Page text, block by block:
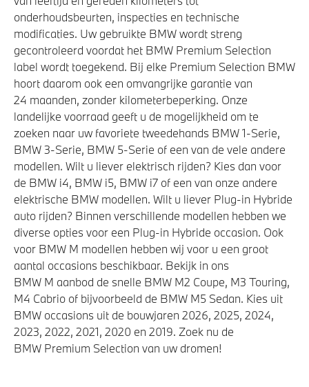
onderhoudsbeurten, inspecties en technische
modificaties. Uw gebruikte BMW wordt streng
gecontroleerd voordat het BMW Premium Selection
label wordt toegekend. Bij elke Premium Selection BMW
hoort daarom ook een omvangrijke garantie van
24 maanden, zonder kilometerbeperking. Onze
landelijke voorraad geeft u de mogelijkheid om te
zoeken naar uw favoriete tweedehands BMW 1-Serie,
BMW 3-Serie, BMW 5-Serie of een van de vele andere
modellen. Wilt u liever elektrisch rijden? Kies dan voor
de BMW i4, BMW i5, BMW i7 of een van onze andere
elektrische BMW modellen. Wilt u liever Plug-in Hybride
auto rijden? Binnen verschillende modellen hebben we
diverse opties voor een Plug-in Hybride occasion. Ook
voor BMW M modellen hebben wij voor u een groot
aantal occasions beschikbaar. Bekijk in ons
BMW M aanbod de snelle BMW M2 Coupe, M3 Touring,
M4 Cabrio of bijvoorbeeld de BMW M5 Sedan. Kies uit
BMW occasions uit de bouwjaren 2026, 2025, 2024,
2023, 2022, 2021, 2020 en 2019. Zoek nu de
BMW Premium Selection van uw dromen!